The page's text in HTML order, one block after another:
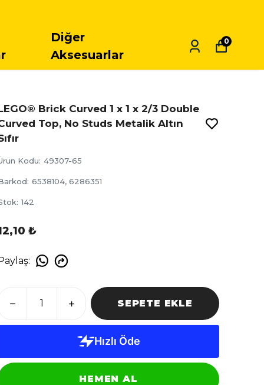
Diğer
Aksesuarlar
0
Brick Curved 1 x 1 x 2/3 Double
Top, No Studs Metalik Altın
Kodu: 49307-65
: 6538104, 6286351
: 142
₺
:
SEPETE EKLE
HEMEN AL